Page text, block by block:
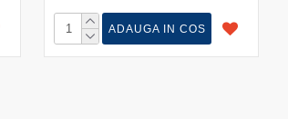
ADAUGA IN COS